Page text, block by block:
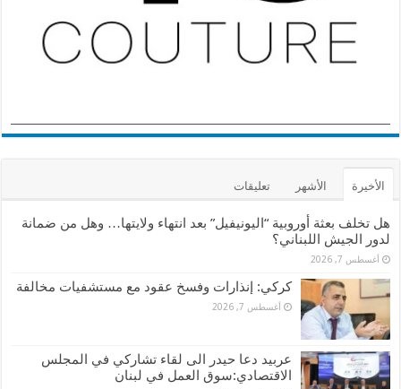
الأخيرة الأشهر تعليقات
هل تخلف بعثة أوروبية “اليونيفيل” بعد انتهاء ولايتها… وهل من ضمانة
لدور الجيش اللبناني؟
أغسطس 7, 2026
كركي: إنذارات وفسخ عقود مع مستشفيات مخالفة
أغسطس 7, 2026
عربيد دعا حيدر الى لقاء تشاركي في المجلس
الاقتصادي:سوق العمل في لبنان